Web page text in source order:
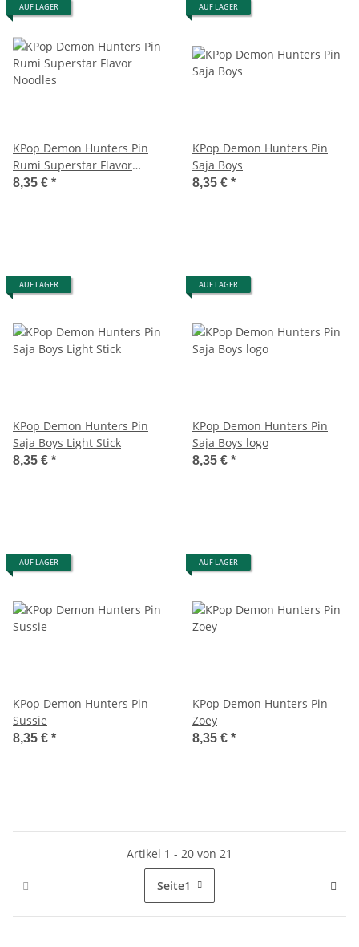
AUF LAGER
KPop Demon Hunters Pin
Rumi Superstar Flavor
Noodles
8,35 € *
AUF LAGER
KPop Demon Hunters Pin
Saja Boys
8,35 € *
AUF LAGER
KPop Demon Hunters Pin
Saja Boys Light Stick
8,35 € *
AUF LAGER
KPop Demon Hunters Pin
Saja Boys logo
8,35 € *
AUF LAGER
KPop Demon Hunters Pin
Sussie
8,35 € *
AUF LAGER
KPop Demon Hunters Pin
Zoey
8,35 € *
Artikel 1 - 20 von 21
Seite1